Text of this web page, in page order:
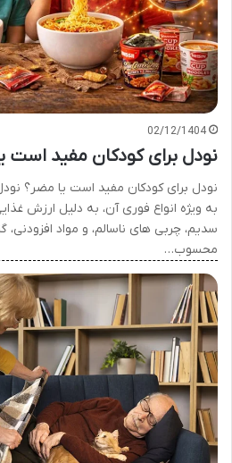
02/12/1404
نودل برای کودکان مفید است
نودل برای کودکان مفید است یا مضر؟
به ویژه انواع فوری آن، به دلیل ارزش
سدیم، چربی های ناسالم، و مواد
محسوب…